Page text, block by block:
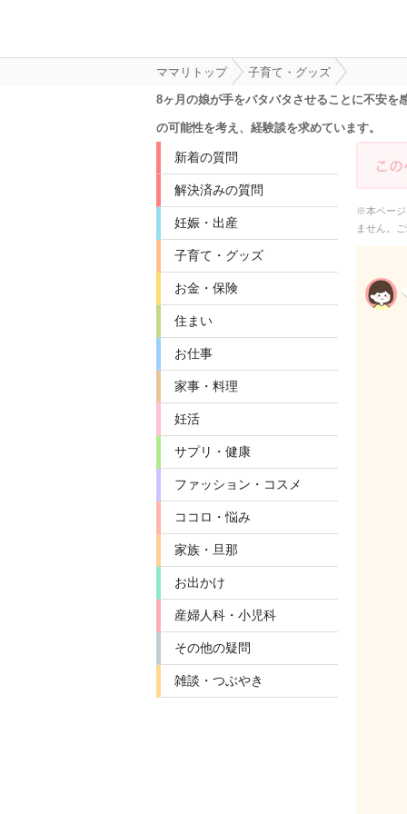
ママリトップ
子育て・グッズ
8ヶ月の娘が手をバタバタさせることに不安を
の可能性を考え、経験談を求めています。
新着の質問
解決済みの質問
妊娠・出産
子育て・グッズ
お金・保険
住まい
お仕事
家事・料理
妊活
サプリ・健康
ファッション・コスメ
ココロ・悩み
家族・旦那
お出かけ
産婦人科・小児科
その他の疑問
雑談・つぶやき
※本ページ
ません。